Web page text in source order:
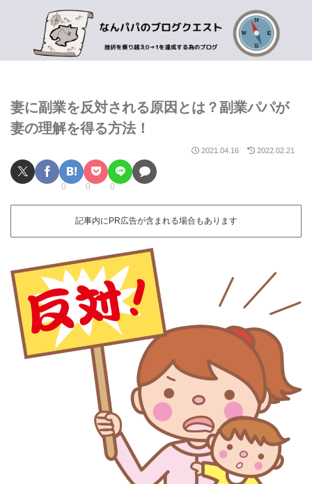
妻に副業を反対される原因とは？副業パパが
妻の理解を得る方法！
2021.04.16 2022.02.21
0 0 0
記事内にPR広告が含まれる場合もあります